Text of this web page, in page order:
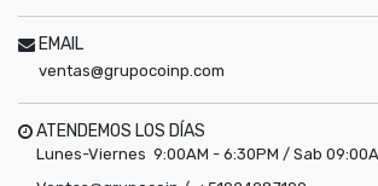
EMAIL
ventas@grupocoinp.com
ATENDEMOS LOS DÍAS
Lunes-Viernes 9:00AM - 6:30PM / Sab